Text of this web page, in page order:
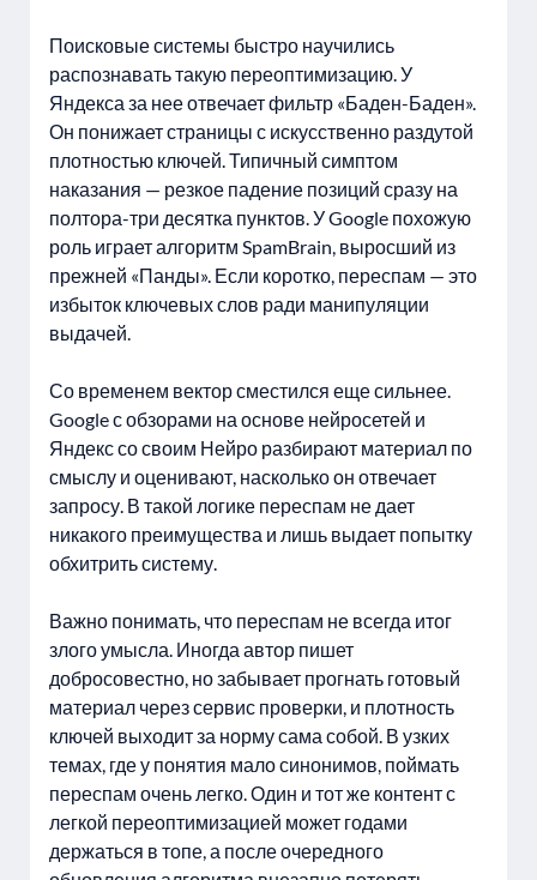
Поисковые системы быстро научились
распознавать такую переоптимизацию. У
Яндекса за нее отвечает фильтр «Баден-Баден».
Он понижает страницы с искусственно раздутой
плотностью ключей. Типичный симптом
наказания — резкое падение позиций сразу на
полтора-три десятка пунктов. У Google похожую
роль играет алгоритм SpamBrain, выросший из
прежней «Панды». Если коротко, переспам — это
избыток ключевых слов ради манипуляции
выдачей.
Со временем вектор сместился еще сильнее.
Google с обзорами на основе нейросетей и
Яндекс со своим Нейро разбирают материал по
смыслу и оценивают, насколько он отвечает
запросу. В такой логике переспам не дает
никакого преимущества и лишь выдает попытку
обхитрить систему.
Важно понимать, что переспам не всегда итог
злого умысла. Иногда автор пишет
добросовестно, но забывает прогнать готовый
материал через сервис проверки, и плотность
ключей выходит за норму сама собой. В узких
темах, где у понятия мало синонимов, поймать
переспам очень легко. Один и тот же контент с
легкой переоптимизацией может годами
держаться в топе, а после очередного